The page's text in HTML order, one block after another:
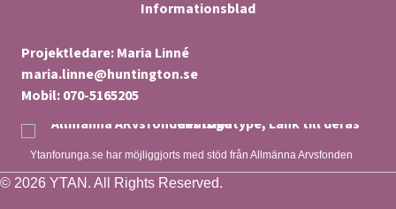
Informationsblad
Projektledare: Maria Linné
maria.linne@huntington.se
Mobil: 070-5165205
Ytanforunga.se har möjliggjorts med stöd från Allmänna Arvsfonden
© 2026 YTAN. All Rights Reserved.